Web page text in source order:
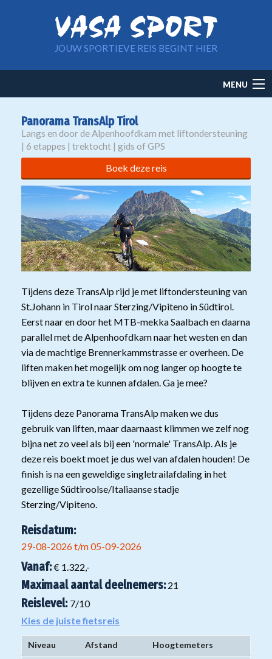
JOUW SPORTIEVE REIS BEGINT HIER
navigation
MENU
Panorama TransAlp Tirol
Langs en door de Alpenhoofdkam met liftondersteuning
| 6 etappes | trektocht | gids of GPS
Boek deze reis
Tijdens deze TransAlp rijd je met liftondersteuning van
St.Johann in Tirol naar Sterzing/Vipiteno in Südtirol.
Eerst naar en door het MTB-mekka Saalbach en daarna
parallel met de Alpenhoofdkam naar het westen en dan
via de machtige Brennerkammstrasse er overheen. De
liften maken het mogelijk om nog langer op hoogte te
blijven en extra te kunnen afdalen. Ga je mee?
Tijdens deze Panorama TransAlp maken we dus
gebruik van liften, maar daarnaast klimmen we zelf nog
bijna net zo veel als bij een 'normale' TransAlp. Als je
deze reis boekt moet je dus wel van afdalen houden! De
finish is na een geweldige singletrailafdaling in het
gezellige Südtiroolse/Italiaanse stadje
Sterzing/Vipiteno.
Reisdatum:
29-08-2026 t/m 05-09-2026
Vanaf:€ 1.322,-
Maximaal aantal deelnemers:21
Reislevel: 7/10
Kies de juiste fietsreis
Niveau Afstand Hoogtemeters